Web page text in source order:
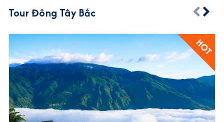
Tour Đông Tây Bắc
HOT